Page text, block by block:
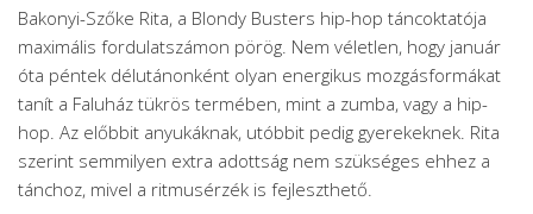
Bakonyi-Szőke Rita, a Blondy Busters hip-hop táncoktatója
maximális fordulatszámon pörög. Nem véletlen, hogy január
óta péntek délutánonként olyan energikus mozgásformákat
tanít a Faluház tükrös termében, mint a zumba, vagy a hip-
hop. Az előbbit anyukáknak, utóbbit pedig gyerekeknek. Rita
szerint semmilyen extra adottság nem szükséges ehhez a
tánchoz, mivel a ritmusérzék is fejleszthető.